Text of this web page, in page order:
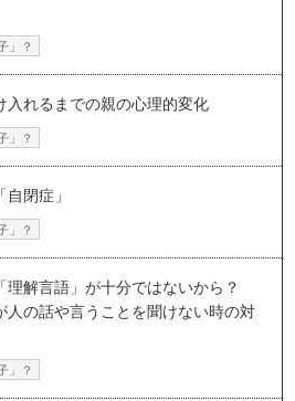
」？
入れるまでの親の心理的変化
」？
閉症」
」？
理解言語」が十分ではないから？
人の話や言うことを聞けない時の対
」？